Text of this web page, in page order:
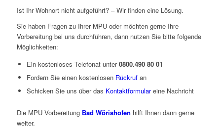
Ist Ihr Wohnort nicht aufgeführt? – Wir finden eine Lösung.
Sie haben Fragen zu Ihrer MPU oder möchten gerne Ihre
Vorbereitung bei uns durchführen, dann nutzen Sie bitte folgende
Möglichkeiten:
Ein kostenloses Telefonat unter0800.490 80 01
Fordern Sie einen kostenlosen Rückrufan
Schicken Sie uns über das Kontaktformulareine Nachricht
Die MPU Vorbereitung Bad Wörishofen hilft Ihnen dann gerne
weiter.